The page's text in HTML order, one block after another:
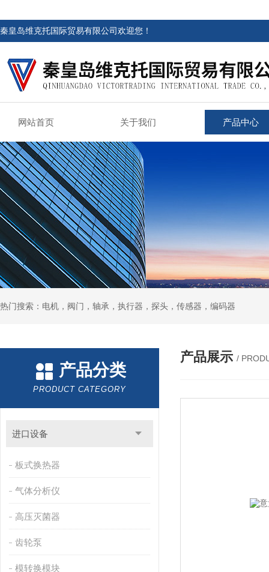
秦皇岛维克托国际贸易有限公司欢迎您！
网站首页 关于我们 产品中心
热门搜索：电机，阀门，轴承，执行器，探头，传感器，编码器
产品分类
PRODUCT CATEGORY
进口设备
板式换热器
气体分析仪
高压灭菌器
齿轮泵
模转换模块
产品展示 /